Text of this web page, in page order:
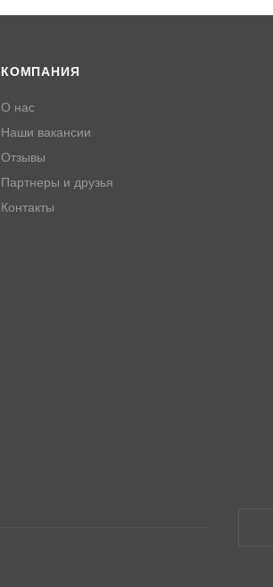
КОМПАНИЯ
О нас
Наши вакансии
Отзывы
Партнеры и друзья
Контакты